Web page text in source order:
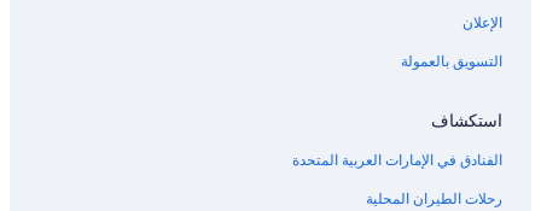
الإعلان
التسويق بالعمولة
استكشاف
الفنادق في الإمارات العربية المتحدة
رحلات الطيران المحلية